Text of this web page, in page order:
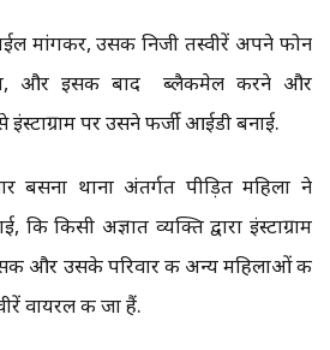
मांगकर, उसकी निजी तस्वीरें अपने फोन
और इसक बाद ब्लैकमेल करने और
पर उसने फर्जी आईडी बनाई.
बसना थाना अंतर्गत पीड़ित महिला ने
किसी अज्ञात व्यक्ति द्वारा इंस्टाग्राम
और उसके परिवार की अन्य महिलाओं की
वायरल की जा हैं.